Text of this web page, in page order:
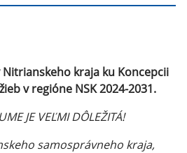
kraja ku Koncepcii
v regióne NSK 2024-2031.
JE VEĽMI DÔLEŽITÁ!
samosprávneho kraja,